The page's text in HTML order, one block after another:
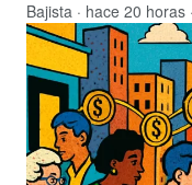
Bajista · hace 20 horas